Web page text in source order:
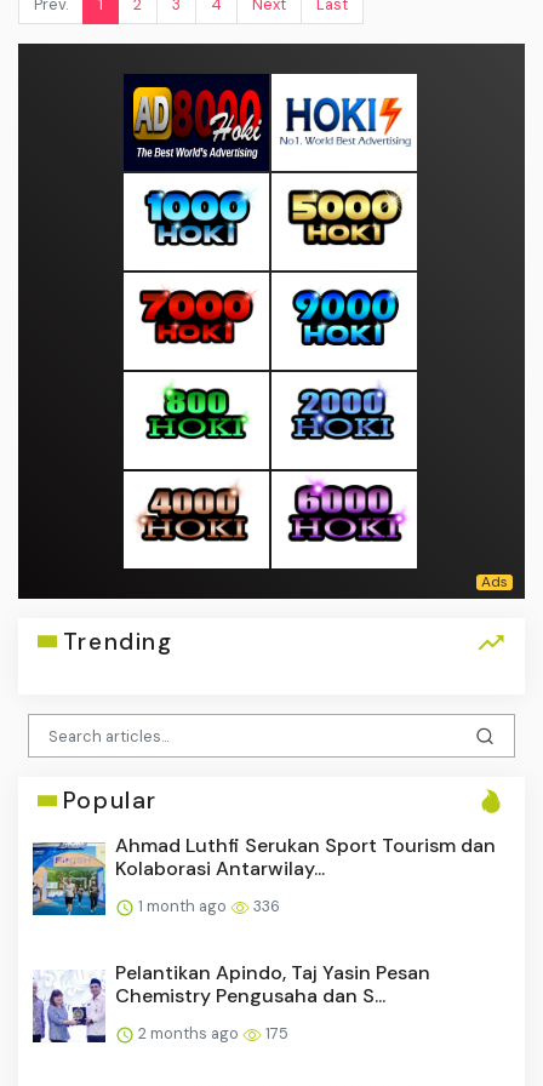
Trending
Popular
Ahmad Luthfi Serukan Sport Tourism dan
Kolaborasi Antarwilay...
1 month ago 336
Pelantikan Apindo, Taj Yasin Pesan
Chemistry Pengusaha dan S...
2 months ago 175